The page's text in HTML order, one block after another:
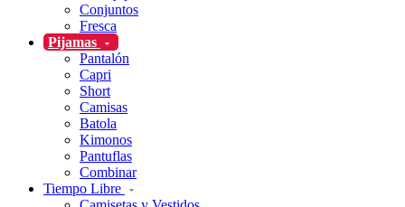
Conjuntos
Fresca
Pijamas
Pantalón
Capri
Short
Camisas
Batola
Kimonos
Pantuflas
Combinar
Tiempo Libre